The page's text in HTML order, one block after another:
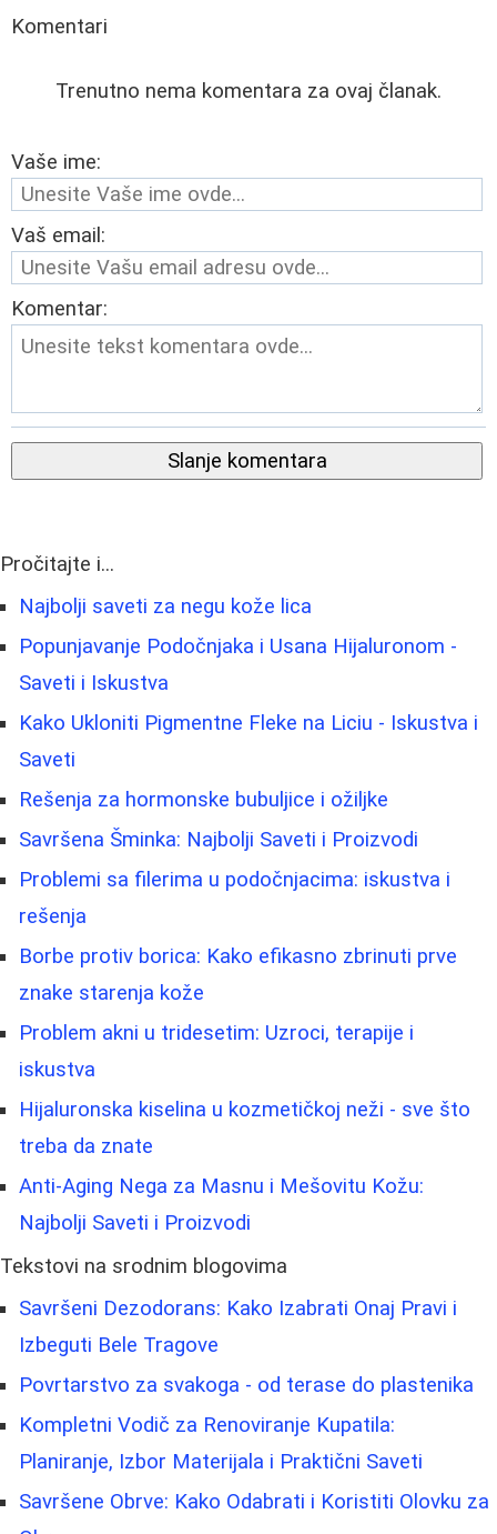
Komentari
Trenutno nema komentara za ovaj članak.
Vaše ime:
Vaš email:
Komentar:
Slanje komentara
Pročitajte i...
Najbolji saveti za negu kože lica
Popunjavanje Podočnjaka i Usana Hijaluronom -
Saveti i Iskustva
Kako Ukloniti Pigmentne Fleke na Liciu - Iskustva i
Saveti
Rešenja za hormonske bubuljice i ožiljke
Savršena Šminka: Najbolji Saveti i Proizvodi
Problemi sa filerima u podočnjacima: iskustva i
rešenja
Borbe protiv borica: Kako efikasno zbrinuti prve
znake starenja kože
Problem akni u tridesetim: Uzroci, terapije i
iskustva
Hijaluronska kiselina u kozmetičkoj neži - sve što
treba da znate
Anti-Aging Nega za Masnu i Mešovitu Kožu:
Najbolji Saveti i Proizvodi
Tekstovi na srodnim blogovima
Savršeni Dezodorans: Kako Izabrati Onaj Pravi i
Izbeguti Bele Tragove
Povrtarstvo za svakoga - od terase do plastenika
Kompletni Vodič za Renoviranje Kupatila:
Planiranje, Izbor Materijala i Praktični Saveti
Savršene Obrve: Kako Odabrati i Koristiti Olovku za